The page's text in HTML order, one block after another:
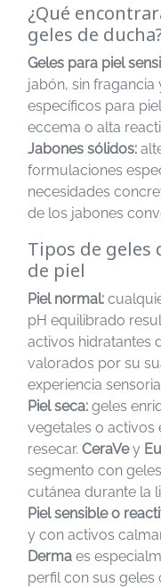
¿Qué
geles de
Geles para piel
jabón, sin
específicos para
eccema o alta
Jabones sólidos:
formulaciones
necesidades
de los jabones
Tipos de geles
de piel
Piel normal:
pH equilibrado
activos hidratantes
valorados por su
experiencia
Piel seca: geles
vegetales o activos
resecar. CeraVey
segmento con
cutánea durante la
Piel sensible o
y con activos
Derma es
perfil con sus geles